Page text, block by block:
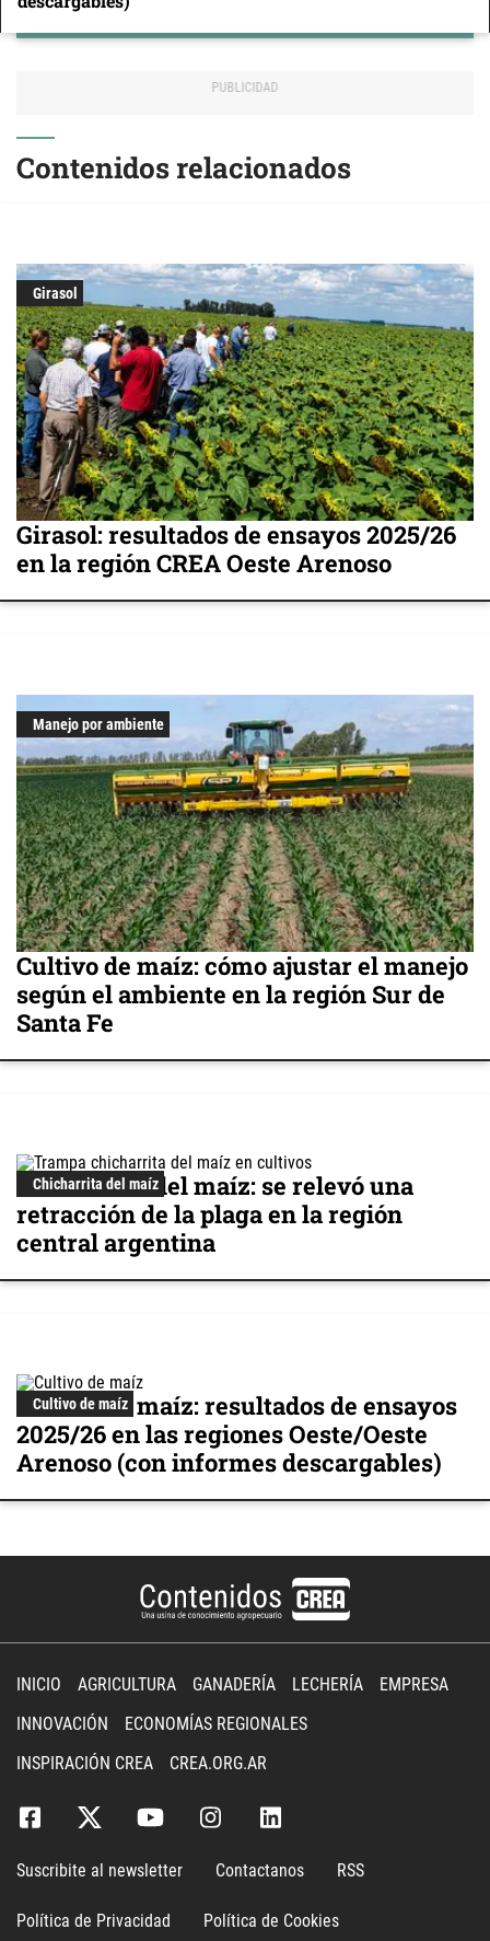
Contenidos relacionados
Girasol
Girasol: resultados de ensayos 2025/26
en la región CREA Oeste Arenoso
Manejo por ambiente
Cultivo de maíz: cómo ajustar el manejo
según el ambiente en la región Sur de
Santa Fe
Chicharrita del maíz
Chicharrita del maíz: se relevó una
retracción de la plaga en la región
central argentina
Cultivo de maíz
Cultivo de maíz: resultados de ensayos
2025/26 en las regiones Oeste/Oeste
Arenoso (con informes descargables)
INICIO AGRICULTURA GANADERÍA LECHERÍA
EMPRESA
INNOVACIÓN
ECONOMÍAS REGIONALES
INSPIRACIÓN CREA
CREA.ORG.AR
Suscribite al newsletter Contactanos RSS
Política de Privacidad Política de Cookies